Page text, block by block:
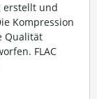
erstellt und
Kompression
Qualität
FLAC